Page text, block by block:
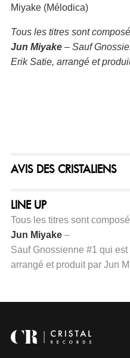
Miyake (Mélodica)
Tous les titres sont
Jun Miyake– Sauf
Erik Satie, arrangé et
AVIS DES CRISTALIENS
LINE UP
Tous les titres sont
Jun Miyake–
Sauf Gnossienne #1 qui
arrangé et produit par Jun